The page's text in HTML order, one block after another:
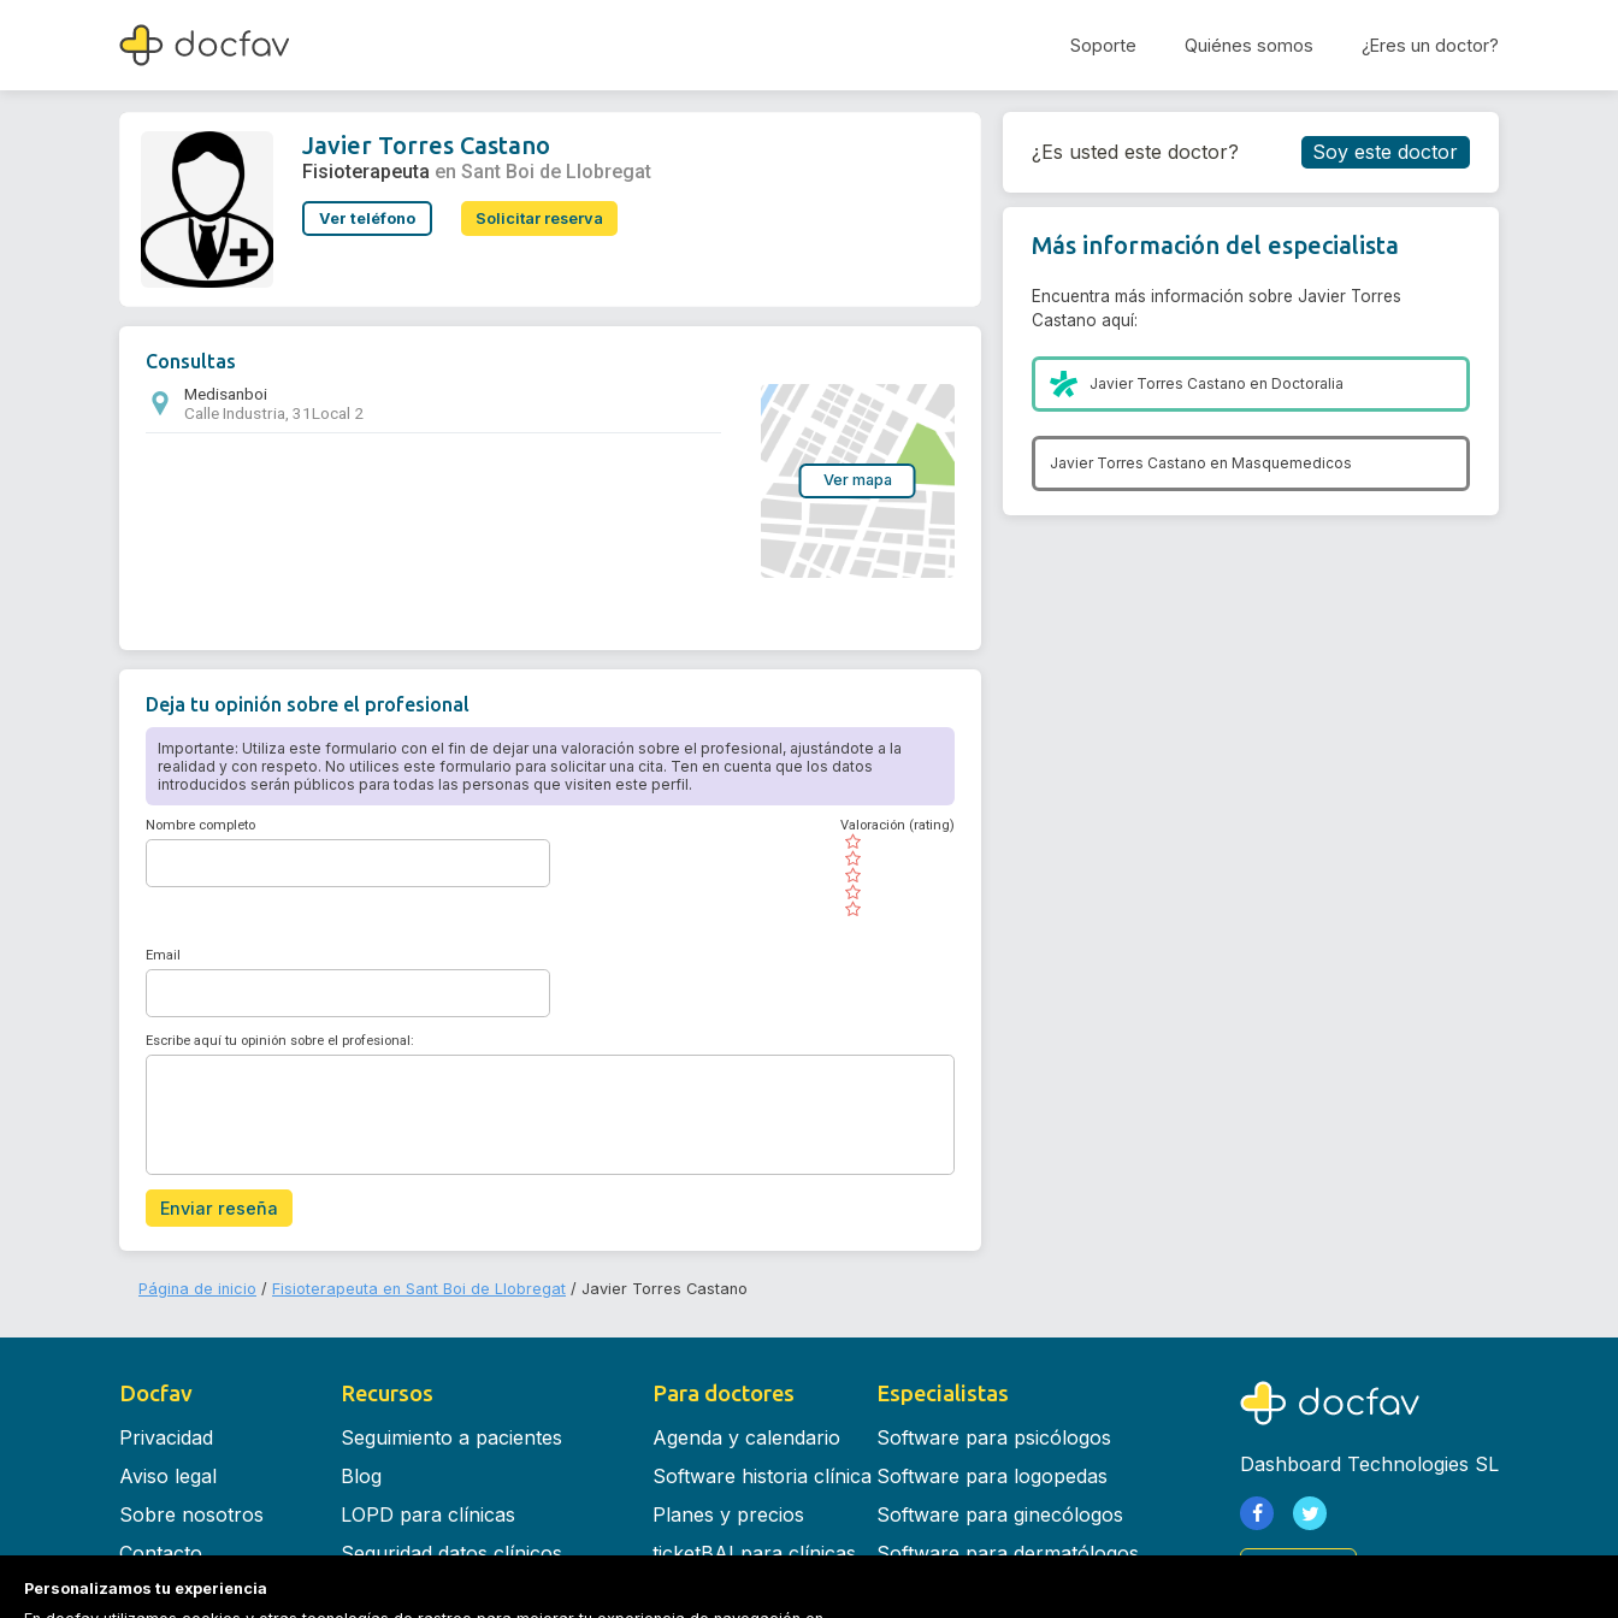
Soporte Quiénes somos ¿Eres un doctor?
Javier Torres Castano
Fisioterapeuta
Reservar cita
Javier Torres Castano
Fisioterapeuta en Sant Boi de Llobregat
Ver teléfono Solicitar reserva
Consultas
Medisanboi
Calle Industria, 31Local 2
Ver mapa
Deja tu opinión sobre el profesional
Importante: Utiliza este formulario con el fin de dejar una valoración sobre el profesional, ajustándote a la
realidad y con respeto. No utilices este formulario para solicitar una cita. Ten en cuenta que los datos
introducidos serán públicos para todas las personas que visiten este perfil.
Nombre completo
( )
( )
( )
( )
( )
Valoración (rating)
Email
Escribe aquí tu opinión sobre el profesional:
Enviar reseña
¿Es usted este doctor? Soy este doctor
Más información del especialista
Encuentra más información sobre Javier Torres
Castano aquí:
Javier Torres Castano enDoctoralia
Javier Torres Castano en Masquemedicos
Página de inicio Fisioterapeuta en Sant Boi de Llobregat Javier Torres Castano
Docfav
Privacidad
Aviso legal
Sobre nosotros
Contacto
Términos y condiciones
Recursos
Seguimiento a pacientes
Blog
LOPD para clínicas
Seguridad datos clínicos
Para doctores
Agenda y calendario
Software historia clínica
Planes y precios
ticketBAI para clínicas
Especialistas
Software para psicólogos
Software para logopedas
Software para ginecólogos
Software para dermatólogos
Dashboard Technologies SL
Personalizamos tu experiencia